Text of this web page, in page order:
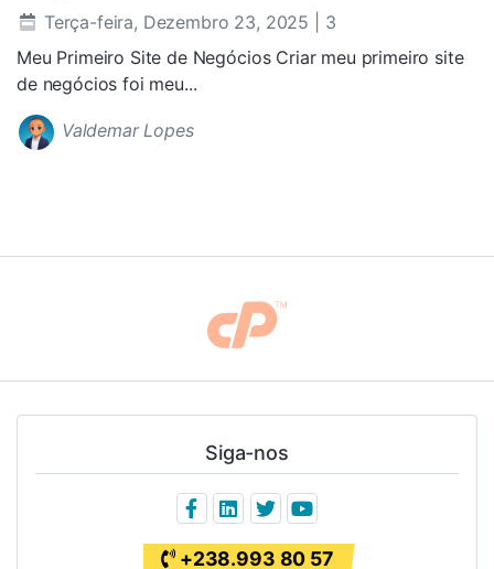
Terça-feira, Dezembro 23, 2025
| 3
Meu Primeiro Site de Negócios Criar meu primeiro site
de negócios foi meu...
Valdemar Lopes
Siga-nos
+238.993 80 57